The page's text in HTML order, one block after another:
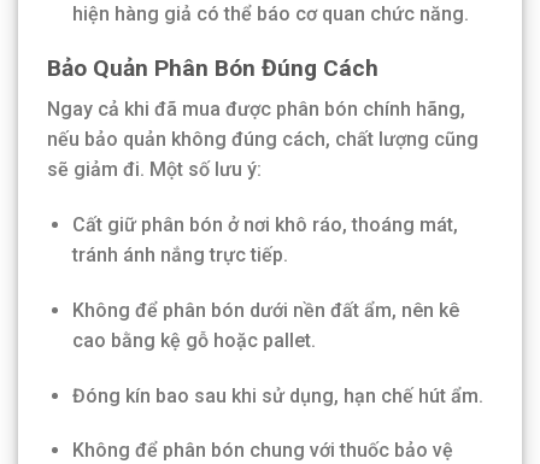
hiện hàng giả có thể báo cơ quan chức năng.
Bảo Quản Phân Bón Đúng Cách
Ngay cả khi đã mua được phân bón chính hãng,
nếu bảo quản không đúng cách, chất lượng cũng
sẽ giảm đi. Một số lưu ý:
Cất giữ phân bón ở nơi khô ráo, thoáng mát,
tránh ánh nắng trực tiếp.
Không để phân bón dưới nền đất ẩm, nên kê
cao bằng kệ gỗ hoặc pallet.
Đóng kín bao sau khi sử dụng, hạn chế hút ẩm.
Không để phân bón chung với thuốc bảo vệ